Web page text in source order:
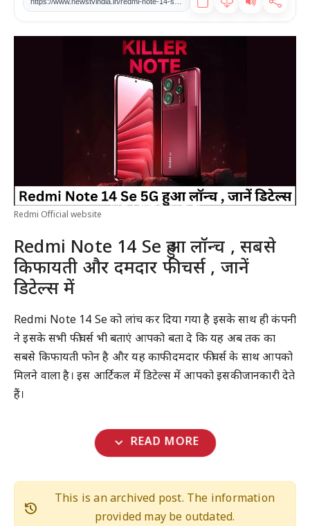
Redmi Official website
Redmi Note 14 Se हुआ लॉन्च , सबसे
किफायती और दमदार फीचर्स , जानें
डिटेल्स में
Redmi Note 14 Se को लांच कर दिया गया है इसके साथ ही कंपनी
ने इसके सभी फीचर्स भी बताएं आपको बता दे कि यह अब तक का
सबसे किफायती फोन है और यह काफी दमदार फीचर्स के साथ आपको
मिलने वाला है। इस आर्टिकल में डिटेल्स में आपको इसकी जानकारी देते
हैं।
expand_more READ MORE
history
This is an archived post. The information
provided may be outdated.